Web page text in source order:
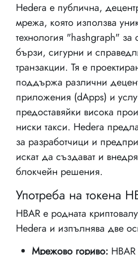
Hedera е публична,
мрежа, която използва
технология "hashgraph" за
бързи, сигурни и
транзакции. Тя е
поддържа различни
приложения (dApps) и
предоставяйки висока
ниски такси. Hedera
за разработчици и
искат да създават и
блокчейн решения.
Употреба на токена
HBAR е родната
Hedera и изпълнява две
Мрежово гориво: